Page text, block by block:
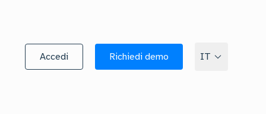
Accedi Richiedi demo IT